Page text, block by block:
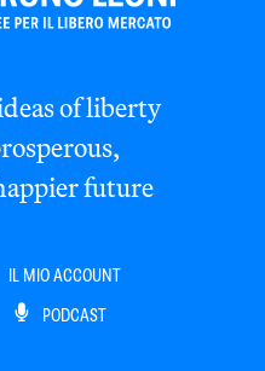
of liberty
future
IL MIO ACCOUNT
PODCAST